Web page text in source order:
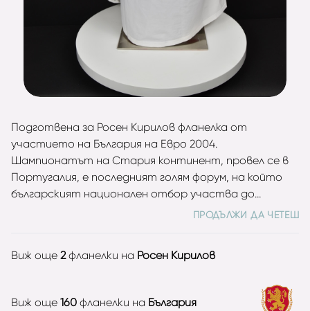
Подготвена за Росен Кирилов фланелка от
участието на България на Евро 2004.
Шампионатът на Стария континент, провел се в
Португалия, е последният голям форум, на който
българският национален отбор участва до
момента. Въпреки че воденият от Пламен Марков
футболни нации като Хърватия и Белгия, то на
прибират в България без нито една спечелена
ПРОДЪЛЖИ ДА ЧЕТЕШ
Виж още 2фланелки на Росен Кирилов
Виж още 160 фланелки на България